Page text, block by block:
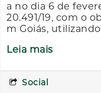
a no dia 6 de
20.491/19, com o
m Goiás,
Leia mais
Social